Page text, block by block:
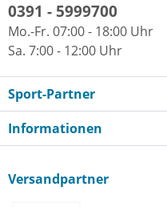
0391 - 5999700
Mo.-Fr. 07:00 - 18:00 Uhr
Sa. 7:00 - 12:00 Uhr
Sport-Partner
Informationen
Versandpartner